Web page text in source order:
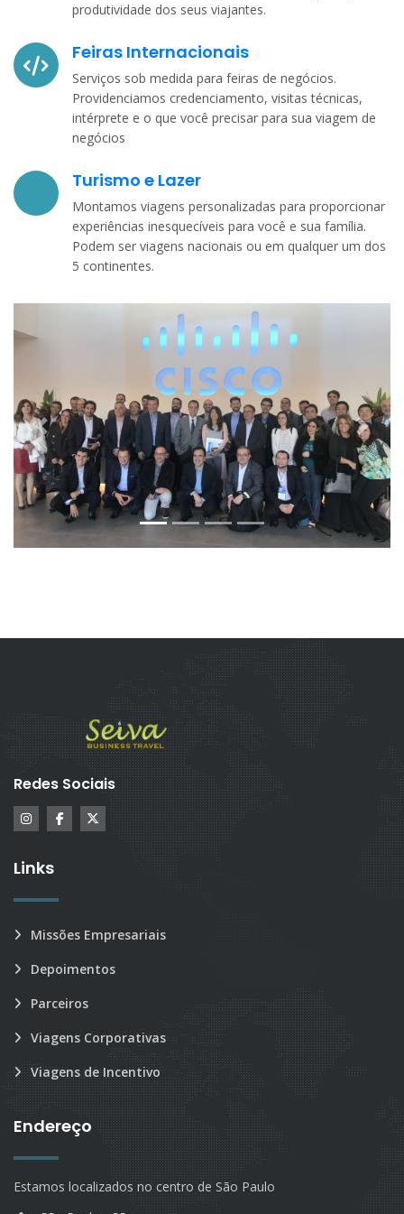
produtividade dos seus viajantes.
Feiras Internacionais
Serviços sob medida para feiras de negócios.
Providenciamos credenciamento, visitas técnicas,
intérprete e o que você precisar para sua viagem de
negócios
Turismo e Lazer
Montamos viagens personalizadas para proporcionar
experiências inesquecíveis para você e sua família.
Podem ser viagens nacionais ou em qualquer um dos
5 continentes.
Previous Next
Redes Sociais
Links
Missões Empresariais
Depoimentos
Parceiros
Viagens Corporativas
Viagens de Incentivo
Endereço
Estamos localizados no centro de São Paulo